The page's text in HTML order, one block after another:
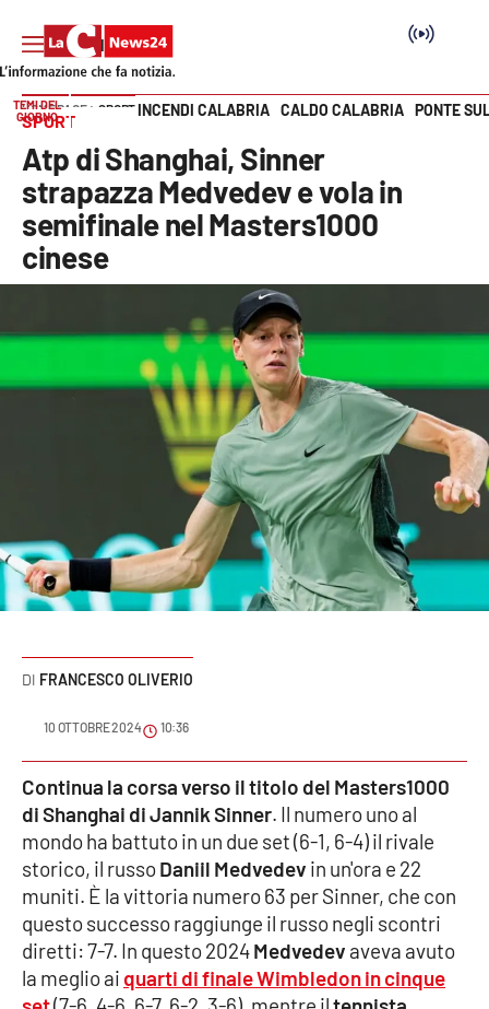
SEZIONI
Cronaca
Politica
Attualità
Economia e lavoro
Sport
Cultura
Podcast
Meteo
Editoriali
VIDEO
Ambiente
Cronaca
Vai
TEMI DEL
GIORNO
INCENDI CALABRIA CALDO CALABRIA PONTE
HOME PAGE SPORT
SPORT
Atp di Shanghai, Sinner
strapazza Medvedev e vola in
semifinale nel Masters1000
cinese
FRANCESCO OLIVERIO
10 OTTOBRE 2024 10:36
Continua la corsa verso il titolo del Masters1000
di Shanghai di Jannik Sinner. Il numero uno al
mondo ha battuto in un due set (6-1, 6-4) il rivale
storico, il russoDaniil Medvedev in un'ora e 22
muniti. È la vittoria numero 63 per Sinner, che con
questo successo raggiunge il russo negli scontri
diretti: 7-7. In questo 2024Medvedev aveva avuto
la meglio ai quarti di finale Wimbledon in cinque